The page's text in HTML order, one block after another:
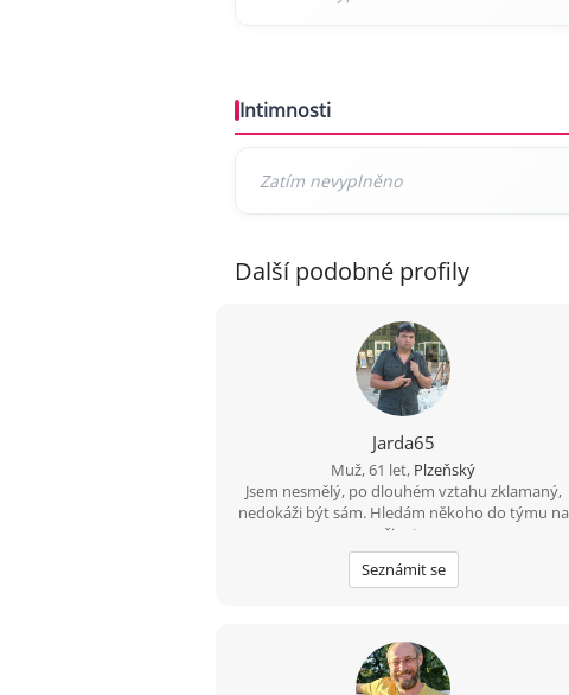
Intimnosti
Další podobné profily
Jarda65
Muž, 61 let, Plzeňský
Jsem nesmělý, po dlouhém vztahu zklamaný,
nedokáži být sám. Hledám někoho do týmu na
život.
Seznámit se